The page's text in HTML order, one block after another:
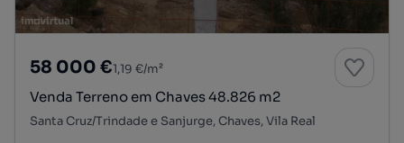
58 000 €1,19 €/m²
Venda Terreno em Chaves 48.826 m2
Santa Cruz/Trindade e Sanjurge, Chaves, Vila Real